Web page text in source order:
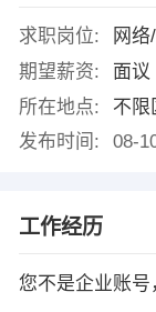
求职岗位:
网络
期望薪资:
面议
所在地点:
不限
发布时间:
08-
工作经历
您不是企业账号